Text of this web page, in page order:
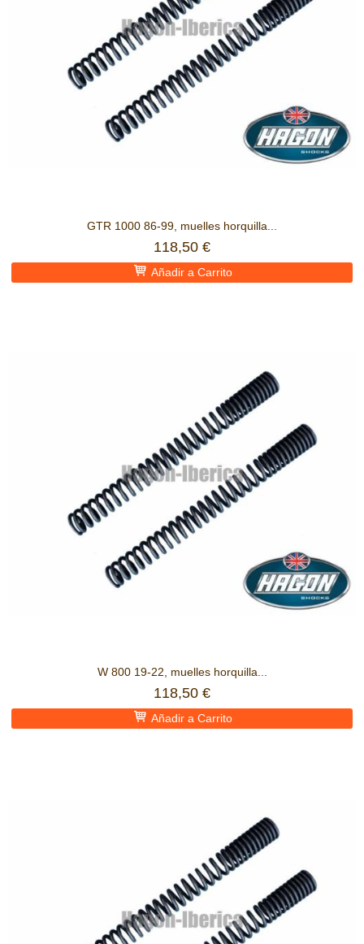
GTR 1000 86-99, muelles horquilla...
118,50 €
Añadir a Carrito
W 800 19-22, muelles horquilla...
118,50 €
Añadir a Carrito